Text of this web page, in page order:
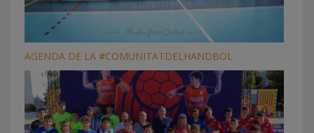
AGENDA DE LA #COMUNITATDELHANDBOL